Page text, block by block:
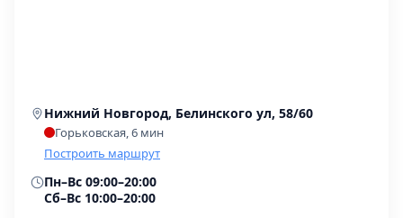
Нижний Новгород, Белинского ул, 58/60
Горьковская, 6 мин
Построить маршрут
Пн–Вс 09:00–20:00
Сб–Вс 10:00–20:00